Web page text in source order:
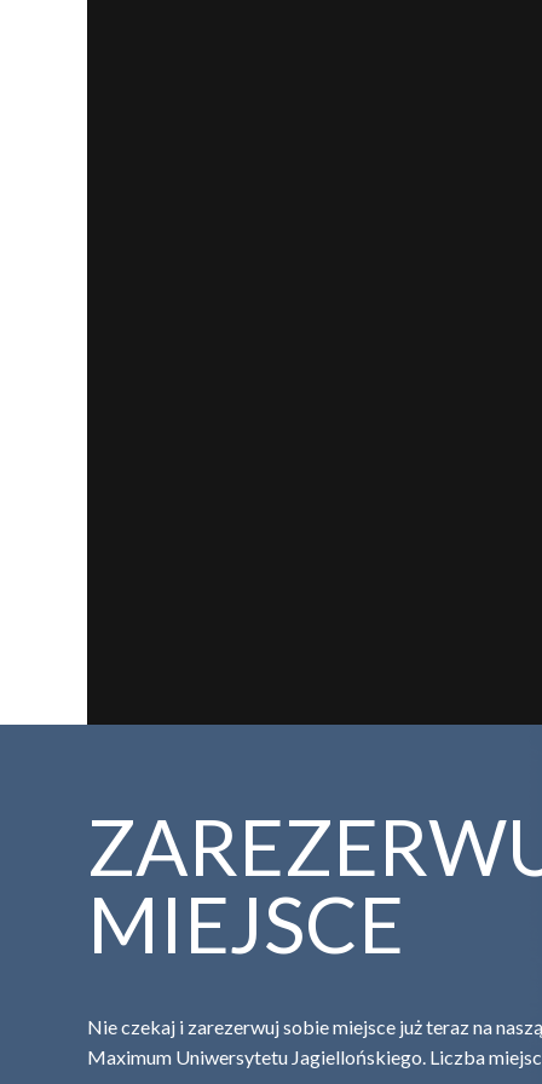
MIEJSCE
Nie czekaj i zarezerwuj sobie miejsce już teraz na
Maximum Uniwersytetu Jagiellońskiego. Liczba